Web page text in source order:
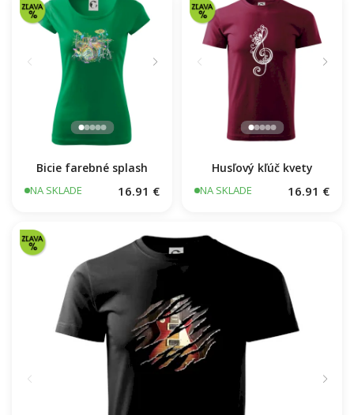
Bicie farebné splash
NA SKLADE 16.91 €
Husľový kľúč kvety
NA SKLADE 16.91 €